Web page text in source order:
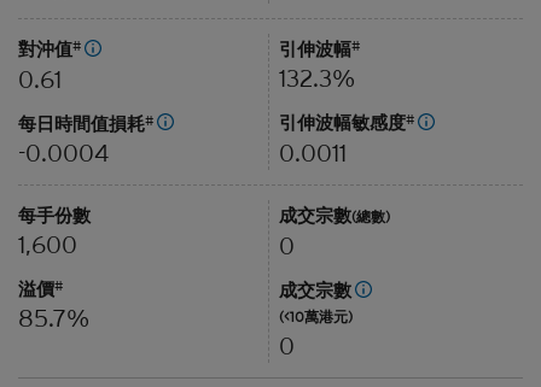
對沖值#
0.61
每日時間值損耗#
-0.0004
引伸波幅#
132.3%
引伸波幅敏感度#
0.0011
每手份數
1,600
溢價#
85.7%
成交宗數(總數)
0
成交宗數
(<10萬港元)
0